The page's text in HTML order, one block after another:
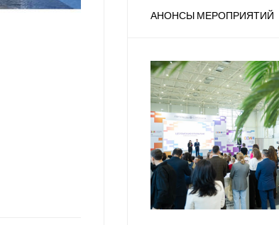
АНОНСЫ МЕРОПРИЯТИЙ